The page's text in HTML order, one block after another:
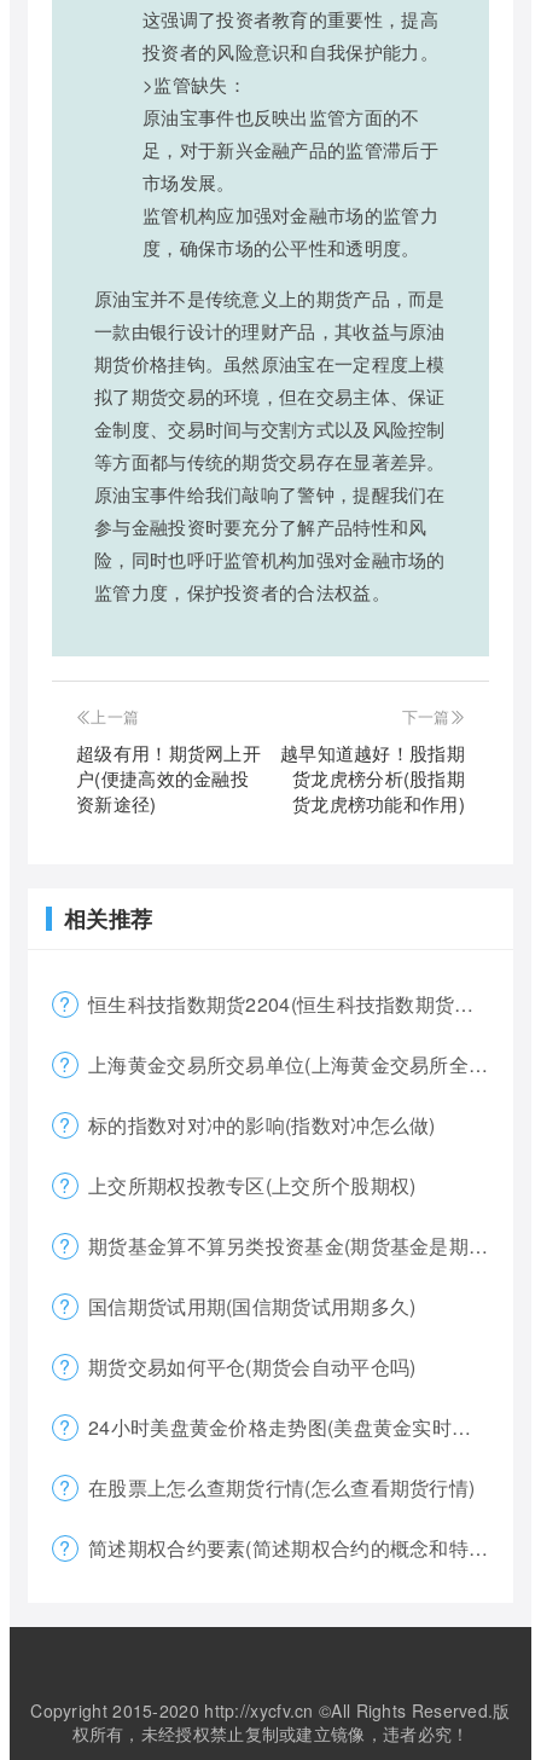
这强调了投资者教育的重要性，提高
投资者的风险意识和自我保护能力。
>监管缺失：
原油宝事件也反映出监管方面的不
足，对于新兴金融产品的监管滞后于
市场发展。
监管机构应加强对金融市场的监管力
度，确保市场的公平性和透明度。
原油宝并不是传统意义上的期货产品，而是
一款由银行设计的理财产品，其收益与原油
期货价格挂钩。虽然原油宝在一定程度上模
拟了期货交易的环境，但在交易主体、保证
金制度、交易时间与交割方式以及风险控制
等方面都与传统的期货交易存在显著差异。
原油宝事件给我们敲响了警钟，提醒我们在
参与金融投资时要充分了解产品特性和风
险，同时也呼吁监管机构加强对金融市场的
监管力度，保护投资者的合法权益。
上一篇
超级有用！期货网上开
户(便捷高效的金融投
资新途径)
下一篇
越早知道越好！股指期
货龙虎榜分析(股指期
货龙虎榜功能和作用)
相关推荐
恒生科技指数期货2204(恒生科技指数期货夜盘)
上海黄金交易所交易单位(上海黄金交易所全称)
标的指数对对冲的影响(指数对冲怎么做)
上交所期权投教专区(上交所个股期权)
期货基金算不算另类投资基金(期货基金是期货还是基金)
国信期货试用期(国信期货试用期多久)
期货交易如何平仓(期货会自动平仓吗)
24小时美盘黄金价格走势图(美盘黄金实时行情怎么看)
在股票上怎么查期货行情(怎么查看期货行情)
简述期权合约要素(简述期权合约的概念和特点)
Copyright 2015-2020 http://xycfv.cn ©All Rights Reserved.版
权所有，未经授权禁止复制或建立镜像，违者必究！